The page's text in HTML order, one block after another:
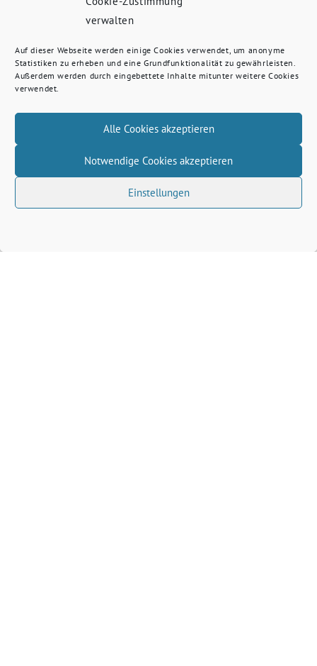
verwalten
Auf dieser Webseite werden einige Cookies verwendet, um anonyme
Statistiken zu erheben und eine Grundfunktionalität zu gewährleisten.
Außerdem werden durch eingebettete Inhalte mitunter weitere Cookies
verwendet.
Alle Cookies akzeptieren
Notwendige Cookies akzeptieren
Einstellungen